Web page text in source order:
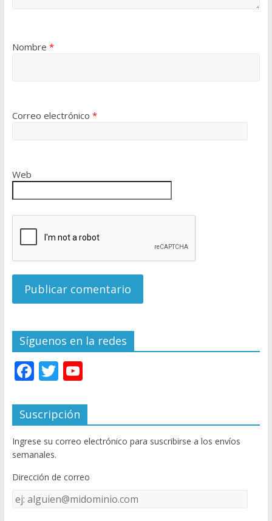
Nombre *
Correo electrónico *
Web
Síguenos en la redes
F
e
b
o
o
k
T
itt
er
Y
u
T
u
e
C
Suscripción
Ingrese su correo electrónico para suscribirse a los envíos
semanales.
Dirección de correo
Dirección